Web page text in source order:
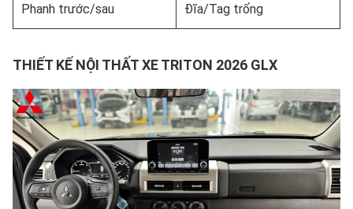
Phanh trước/sau Đĩa/Tag trống
THIẾT KẾ NỘI THẤT XE TRITON 2026 GLX